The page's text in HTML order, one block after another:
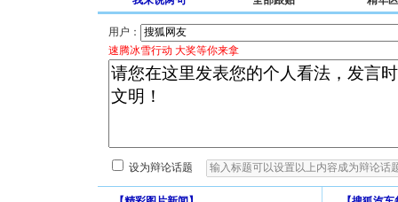
用户：
速腾冰雪行动 大奖等你来拿
设为辩论话题